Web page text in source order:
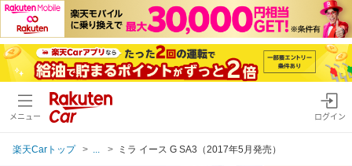
メニュー ログイン
楽天Carトップ ミラ イース G SA3（2017年5月発売）